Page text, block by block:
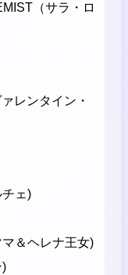
（サラ・ロ
レンタイン・
ェ)
＆ヘレナ王女)
)